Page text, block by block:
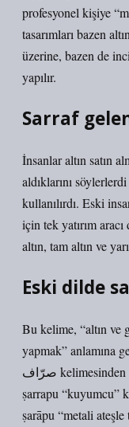
profesyonel kişiye
tasarımları bazen
üzerine, bazen de
yapılır.
Sarraf
İnsanlar altın satın
aldıklarını
kullanılırdı. Eski
için tek yatırım
altın, tam altın ve
Eski dilde
Bu kelime, “altın ve
yapmak” anlamına
صرّاف kelimesinden alınmıştır. (NOT: Bu kelime, Akadca
ṣarrapu “kuyumcu”
ṣarāpu “metali ateşle